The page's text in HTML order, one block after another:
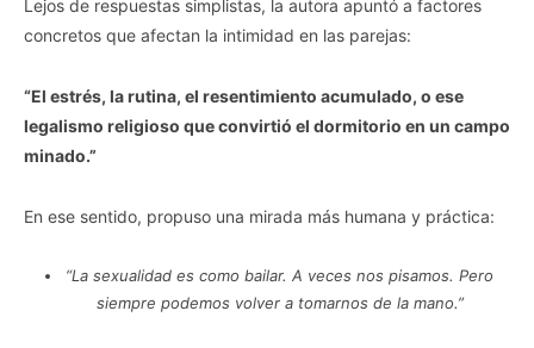
Lejos de respuestas simplistas, la autora apuntó a factores
concretos que afectan la intimidad en las parejas:
“El estrés, la rutina, el resentimiento acumulado, o ese
legalismo religioso que convirtió el dormitorio en un campo
minado.”
En ese sentido, propuso una mirada más humana y práctica:
“La sexualidad es como bailar. A veces nos pisamos. Pero
siempre podemos volver a tomarnos de la mano.”